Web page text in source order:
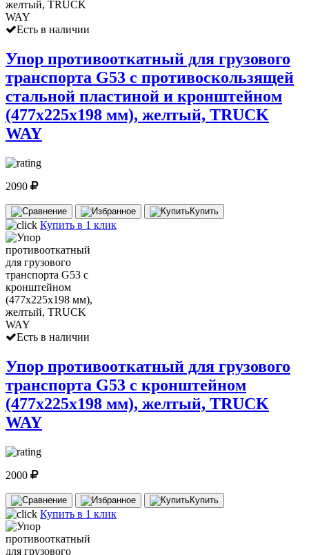
Есть в наличии
Упор противооткатный для грузового
транспорта G53 с противоскользящей
стальной пластиной и кронштейном
(477х225х198 мм), желтый, TRUCK
WAY
2090
Купить
Купить в 1 клик
Есть в наличии
Упор противооткатный для грузового
транспорта G53 с кронштейном
(477х225х198 мм), желтый, TRUCK
WAY
2000
Купить
Купить в 1 клик